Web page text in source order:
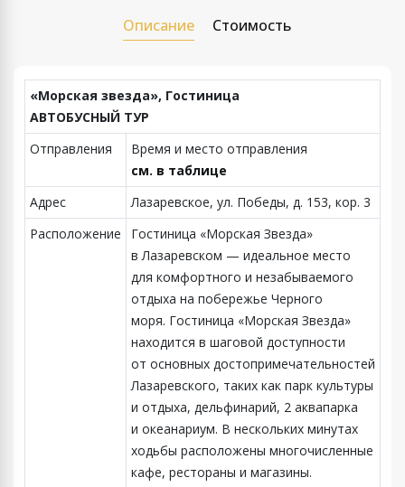
Описание Стоимость
«Морская звезда», Гостиница
АВТОБУСНЫЙ ТУР
Отправления
Время и место отправления
см. в таблице
Адрес
Лазаревское, ул. Победы, д. 153, кор. 3
Расположение
Гостиница «Морская Звезда»
в Лазаревском — идеальное место
для комфортного и незабываемого
отдыха на побережье Черного
моря. Гостиница «Морская Звезда»
находится в шаговой доступности
от основных достопримечательностей
Лазаревского, таких как парк культуры
и отдыха, дельфинарий, 2 аквапарка
и океанариум. В нескольких минутах
ходьбы расположены многочисленные
кафе, рестораны и магазины.